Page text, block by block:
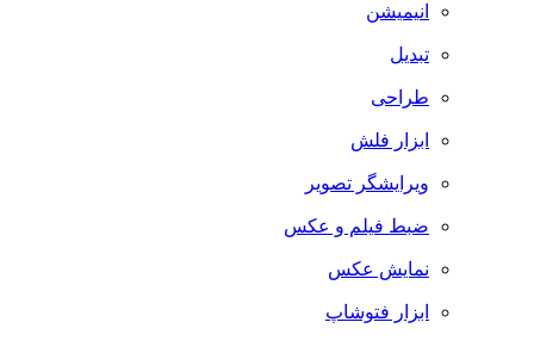
انیمیشن
تبدیل
طراحی
ابزار فلش
ویرایشگر تصویر
ضبط فيلم و عكس
نمایش عکس
ابزار فتوشاپ